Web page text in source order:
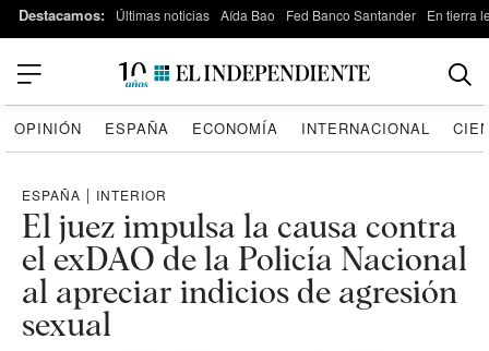
Destacamos: Últimas noticias Aída Bao Fed Banco Santander En tierra
OPINIÓN ESPAÑA ECONOMÍA INTERNACIONAL
ESPAÑA | INTERIOR
El juez impulsa la causa contra
el exDAO de la Policía Nacional
al apreciar indicios de agresión
sexual